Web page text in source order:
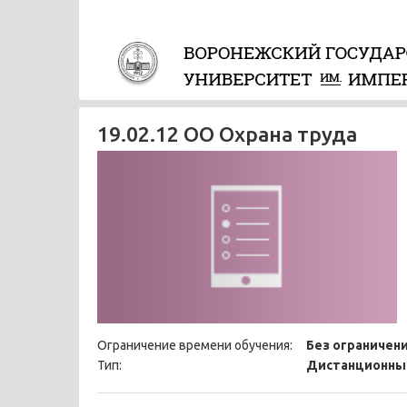
19.02.12 ОО Охрана труда
Ограничение времени обучения:
Без
Тип: